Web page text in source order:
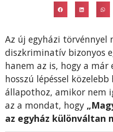
Az új egyházi törvénnyel
diszkriminatív bizonyos
hanem az is, hogy a
hosszú lépéssel
állapothoz, amikor nem
az a mondat, hogy
az egyház különváltan